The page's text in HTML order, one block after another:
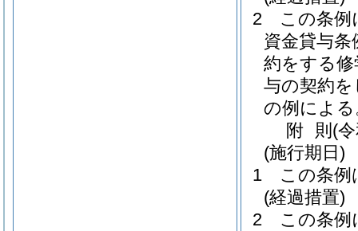
2
この条例
資金貸与
約をする
与の契約
の例による
附 則 (
(施行期日)
1
この条例
(経過措置)
2
この条例